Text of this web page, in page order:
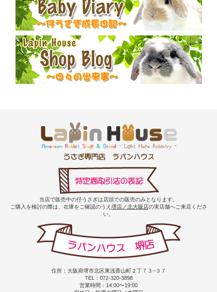
当店で販売中の仔うさぎは店頭での販売のみとなります。
ご購入を検討の際は、在庫をご確認のうえ 堺店／北大阪店の実店舗へご来店くださ
い。
住所：大阪府堺市北区東浅香山町２丁７３−３７
TEL：072-320-3898
営業時間：14:00〜19:00